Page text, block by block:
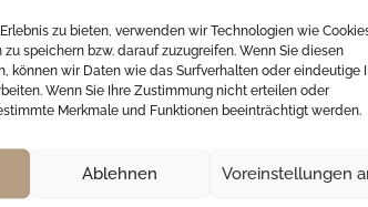
zu bieten, verwenden wir Technologien wie
speichern bzw. darauf zuzugreifen. Wenn Sie diesen
können wir Daten wie das Surfverhalten oder eindeutige
Wenn Sie Ihre Zustimmung nicht erteilen oder
Merkmale und Funktionen beeinträchtigt werden.
Ablehnen Voreinstellungen
ebenfalls